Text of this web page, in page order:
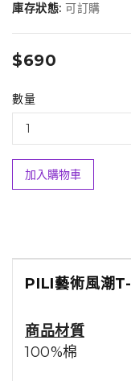
庫存狀態: 可訂購
$690
數量
加入購物車
PILI藝術風潮T-
商品材質
100%棉